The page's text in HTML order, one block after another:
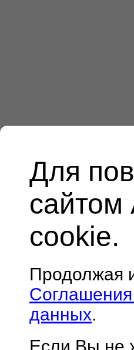
Для
сайтом
cookie.
Продолжая
Соглашения
данных.